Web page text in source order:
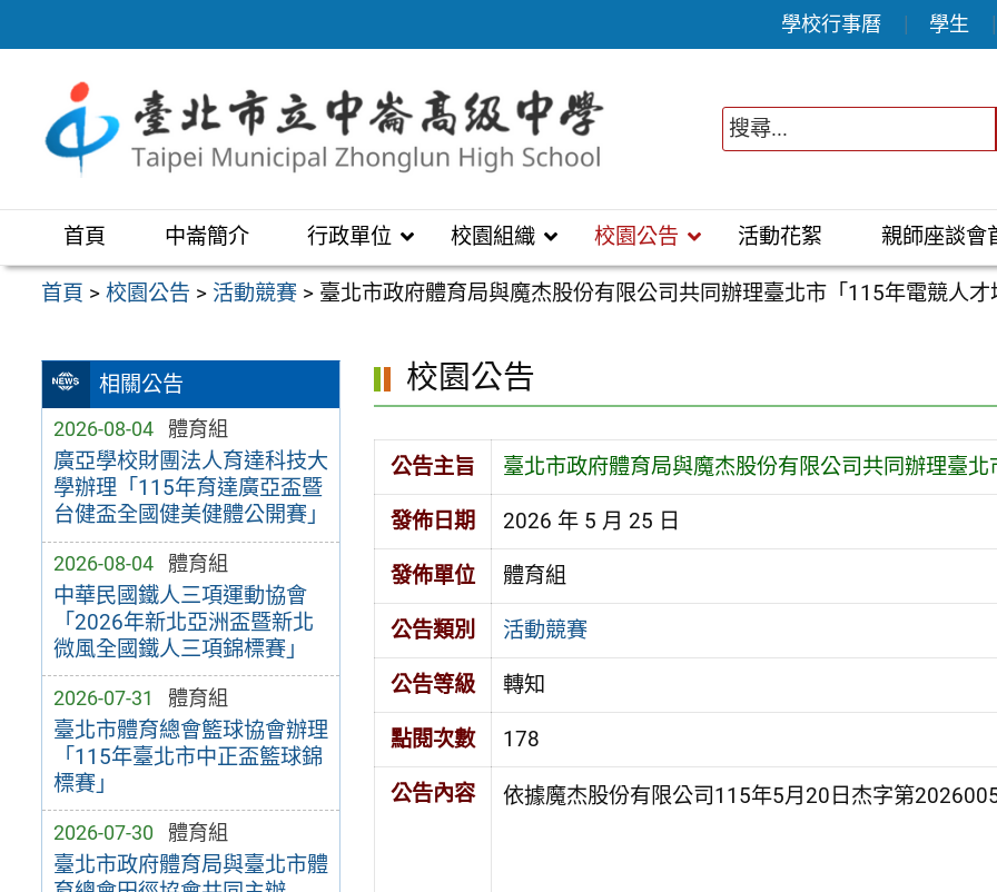
至
區
學校行事曆 學生
首頁 中崙簡介 行政單位 校園組織 校園公告 活動花絮 親師座談會
首頁 >校園公告 > 活動競賽 > 臺北市政府體育局與魔杰股份有限公司共同辦理臺北市「115年電競人才
相關公告
2026-08-04 體育組
廣亞學校財團法人育達科技大
學辦理「115年育達廣亞盃暨
台健盃全國健美健體公開賽」
2026-08-04 體育組
中華民國鐵人三項運動協會
「2026年新北亞洲盃暨新北
微風全國鐵人三項錦標賽」
2026-07-31 體育組
臺北市體育總會籃球協會辦理
「115年臺北市中正盃籃球錦
標賽」
2026-07-30 體育組
臺北市政府體育局與臺北市體
校園公告
公告主旨 臺北市政府體育局與魔杰股份有限公司共同辦理臺北
發佈日期 2026 年 5 月 25 日
發佈單位 體育組
公告類別 活動競賽
公告等級 轉知
點閱次數 178
公告內容 依據魔杰股份有限公司115年5月20日杰字第